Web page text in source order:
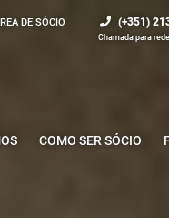
DE SÓCIO (+351)
Chamada para
COMO SER SÓCIO